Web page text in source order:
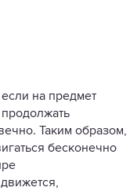
на предмет
продолжать
Таким образом,
бесконечно